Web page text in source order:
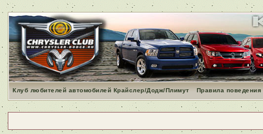
Клуб любителей автомобилей Крайслер/Додж/Плимут Правила